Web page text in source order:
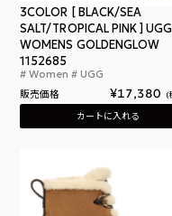
3COLOR [ BLACK/SEA
SALT/TROPICAL PINK ] UGG
WOMENS GOLDENGLOW
1152685
Women UGG
販売価格 ¥17,380
カートに入れる